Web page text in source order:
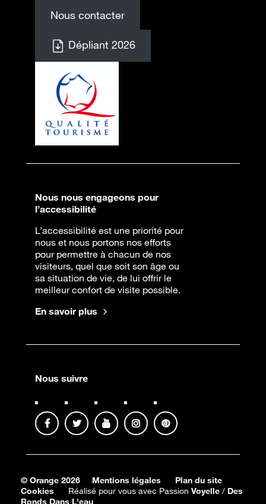
Nous contacter
Dépliant 2026
Nous nous engageons pour
l’accessibilité
L’accessibilité est une priorité pour
nous et nous portons nos efforts
pour permettre à chacun de nos
visiteurs, quel que soit son âge ou
sa situation de vie, de lui offrir le
meilleur confort de visite possible.
En savoir plus
Nous suivre
© Orange 2026 Mentions légales
Plan du site
Cookies
Réalisé pour vous avec Passion Voyelle / Des
Ronds Dans L'eau